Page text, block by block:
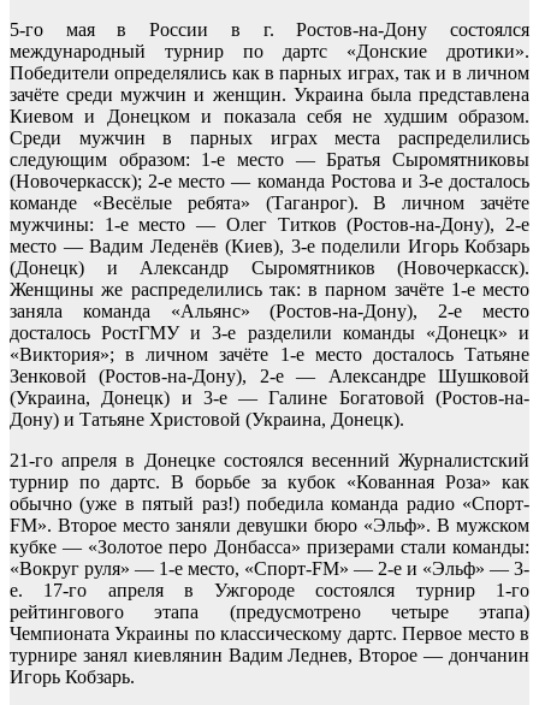
5-го мая в России в г. Ростов-на-Дону состоялся
международный турнир по дартс «Донские дротики».
Победители определялись как в парных играх, так и в личном
зачёте среди мужчин и женщин. Украина была представлена
Киевом и Донецком и показала себя не худшим образом.
Среди мужчин в парных играх места распределились
следующим образом: 1-е место — Братья Сыромятниковы
(Новочеркасск); 2-е место — команда Ростова и 3-е досталось
команде «Весёлые ребята» (Таганрог). В личном зачёте
мужчины: 1-е место — Олег Титков (Ростов-на-Дону), 2-е
место — Вадим Леденёв (Киев), 3-е поделили Игорь Кобзарь
(Донецк) и Александр Сыромятников (Новочеркасск).
Женщины же распределились так: в парном зачёте 1-е место
заняла команда «Альянс» (Ростов-на-Дону), 2-е место
досталось РостГМУ и 3-е разделили команды «Донецк» и
«Виктория»; в личном зачёте 1-е место досталось Татьяне
Зенковой (Ростов-на-Дону), 2-е — Александре Шушковой
(Украина, Донецк) и 3-е — Галине Богатовой (Ростов-на-
Дону) и Татьяне Христовой (Украина, Донецк).
21-го апреля в Донецке состоялся весенний Журналистский
турнир по дартс. В борьбе за кубок «Кованная Роза» как
обычно (уже в пятый раз!) победила команда радио «Спорт-
FM». Второе место заняли девушки бюро «Эльф». В мужском
кубке — «Золотое перо Донбасса» призерами стали команды:
«Вокруг руля» — 1-е место, «Спорт-FM» — 2-е и «Эльф» — 3-
е. 17-го апреля в Ужгороде состоялся турнир 1-го
рейтингового этапа (предусмотрено четыре этапа)
Чемпионата Украины по классическому дартс. Первое место в
турнире занял киевлянин Вадим Леднев, Второе — дончанин
Игорь Кобзарь.